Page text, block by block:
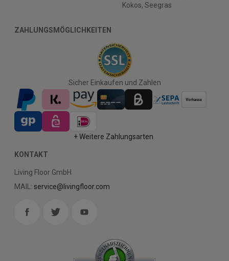
Kokos, Seegras
ZAHLUNGSMÖGLICHKEITEN
Sicher Einkaufen und Zahlen
+ Weitere Zahlungsarten
KONTAKT
Living Floor GmbH
MAIL: service@livingfloor.com